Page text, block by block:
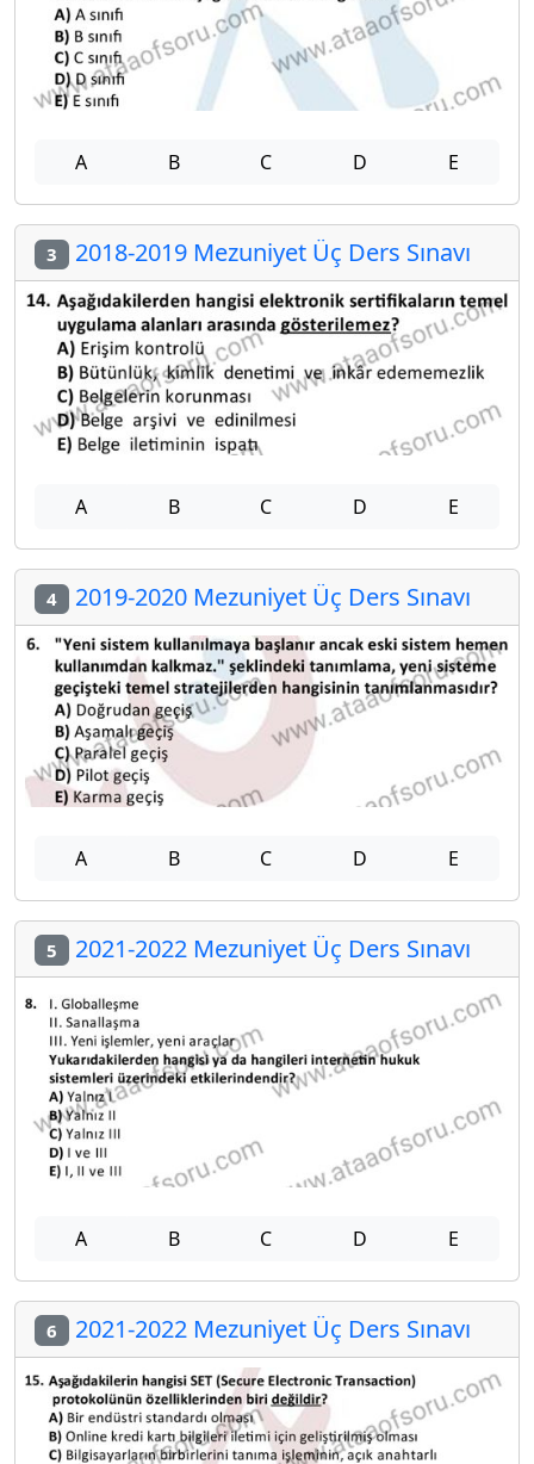
A B C D E
3 2018-2019 Mezuniyet Üç Ders Sınavı
A B C D E
4 2019-2020 Mezuniyet Üç Ders Sınavı
A B C D E
5 2021-2022 Mezuniyet Üç Ders Sınavı
A B C D E
6 2021-2022 Mezuniyet Üç Ders Sınavı